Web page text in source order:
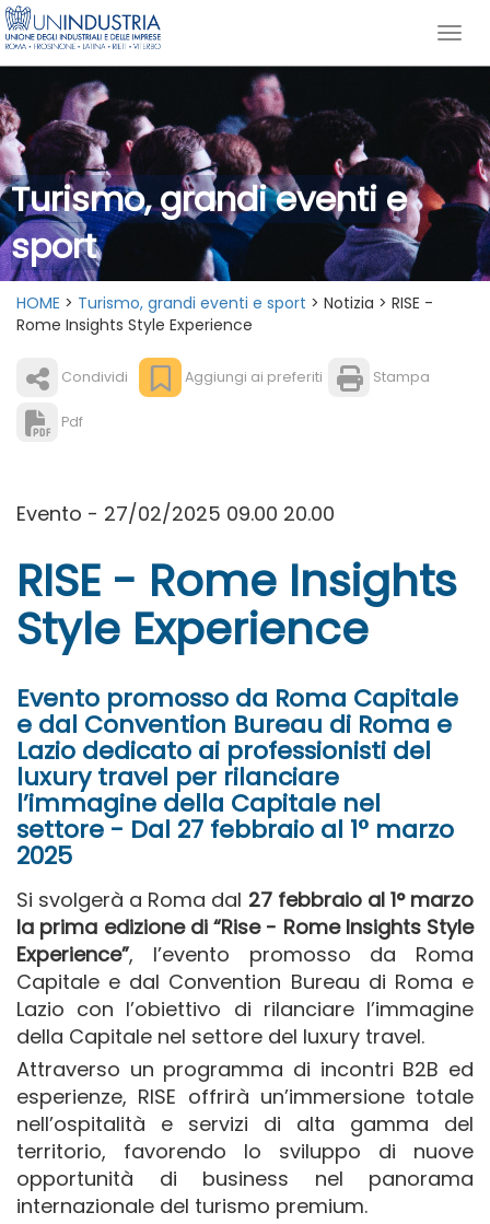
Turismo, grandi eventi e
sport
HOME > Turismo, grandi eventi e sport > Notizia > RISE -
Rome Insights Style Experience
Condividi Aggiungi ai preferiti Stampa
Pdf
Evento - 27/02/2025 09.00 20.00
RISE - Rome Insights
Style Experience
Evento promosso da Roma Capitale
e dal Convention Bureau di Roma e
Lazio dedicato ai professionisti del
luxury travel per rilanciare
l’immagine della Capitale nel
settore - Dal 27 febbraio al 1° marzo
2025
Si svolgerà a Roma dal 27 febbraio al 1° marzo
la prima edizione di “Rise - Rome Insights Style
Experience”, l’evento promosso da Roma
Capitale e dal Convention Bureau di Roma e
Lazio con l’obiettivo di rilanciare l’immagine
della Capitale nel settore del luxury travel.
Attraverso un programma di incontri B2B ed
esperienze, RISE offrirà un’immersione totale
nell’ospitalità e servizi di alta gamma del
territorio, favorendo lo sviluppo di nuove
opportunità di business nel panorama
internazionale del turismo premium.